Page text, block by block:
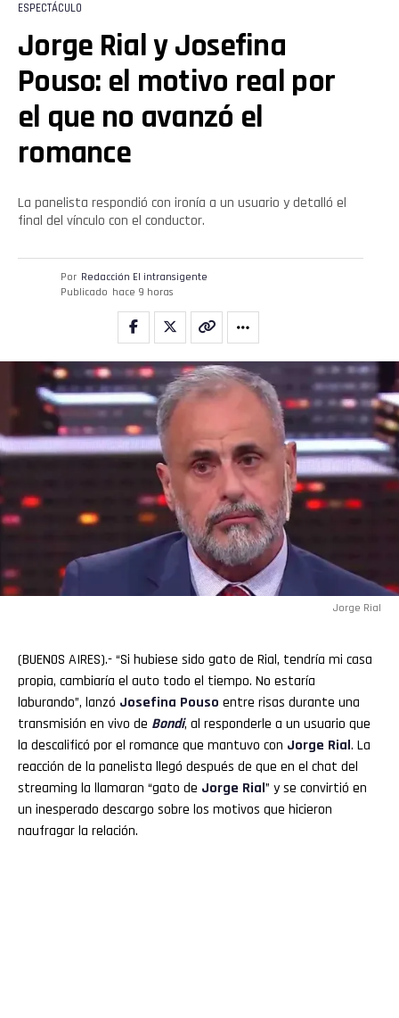
ESPECTÁCULO
Jorge Rial y Josefina
Pouso: el motivo real por
el que no avanzó el
romance
La panelista respondió con ironía a un usuario y detalló el
final del vínculo con el conductor.
Por Redacción El intransigente
Publicado hace 9 horas
Jorge Rial
(BUENOS AIRES).- “Si hubiese sido gato de Rial, tendría mi casa
propia, cambiaría el auto todo el tiempo. No estaría
laburando”, lanzó Josefina Pouso entre risas durante una
transmisión en vivo de Bondi, al responderle a un usuario que
la descalificó por el romance que mantuvo con Jorge Rial. La
reacción de la panelista llegó después de que en el chat del
streaming la llamaran “gato de Jorge Rial” y se convirtió en
un inesperado descargo sobre los motivos que hicieron
naufragar la relación.